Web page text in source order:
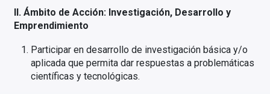
II. Ámbito de Acción: Investigación, Desarrollo y
Emprendimiento
Participar en desarrollo de investigación básica y/o
aplicada que permita dar respuestas a problemáticas
científicas y tecnológicas.